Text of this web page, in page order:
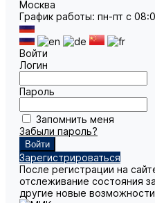
Москва
График работы: пн-пт с
Войти
Логин
Пароль
Запомнить меня
Забыли пароль?
Зарегистрироваться
После регистрации на
отслеживание состояния
другие новые возможности